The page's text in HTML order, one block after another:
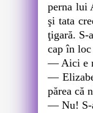
perna lui
şi tata
ţigară. S-
cap în loc
― Aici e
―
părea că
― Nu! S-